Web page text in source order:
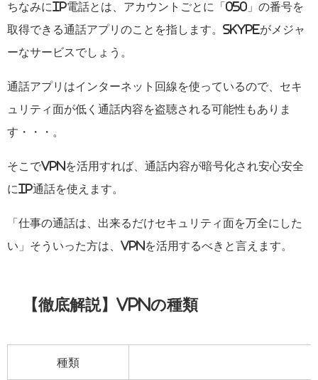
ちなみにIP電話とは、アカウントごとに「050」の番号を
取得できる通話アプリのことを指します。Skypeがメジャ
ーなサービスでしょう。
通話アプリはインターネット回線を使っているので、セキ
ュリティ面が低く通話内容を盗聴される可能性もありま
す・・・。
そこでVPNを活用すれば、通話内容が暗号化され安心安全
にIP通話を使えます。
「仕事の通話は、出来るだけセキュリティ面を万全にした
い」そういった方は、VPNを活用するべきと言えます。
【徹底解説】VPNの種類
種類